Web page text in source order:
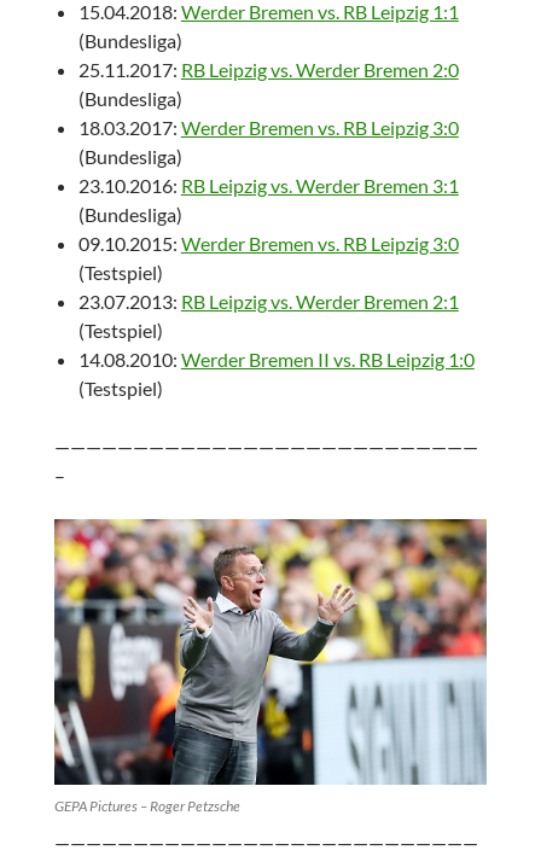
15.04.2018: Werder Bremen vs. RB Leipzig 1:1
(Bundesliga)
25.11.2017: RB Leipzig vs. Werder Bremen 2:0
(Bundesliga)
18.03.2017: Werder Bremen vs. RB Leipzig 3:0
(Bundesliga)
23.10.2016: RB Leipzig vs. Werder Bremen 3:1
(Bundesliga)
09.10.2015: Werder Bremen vs. RB Leipzig 3:0
(Testspiel)
23.07.2013: RB Leipzig vs. Werder Bremen 2:1
(Testspiel)
14.08.2010: Werder Bremen II vs. RB Leipzig 1:0
(Testspiel)
———————————————————————————
–
GEPA Pictures – Roger Petzsche
———————————————————————————